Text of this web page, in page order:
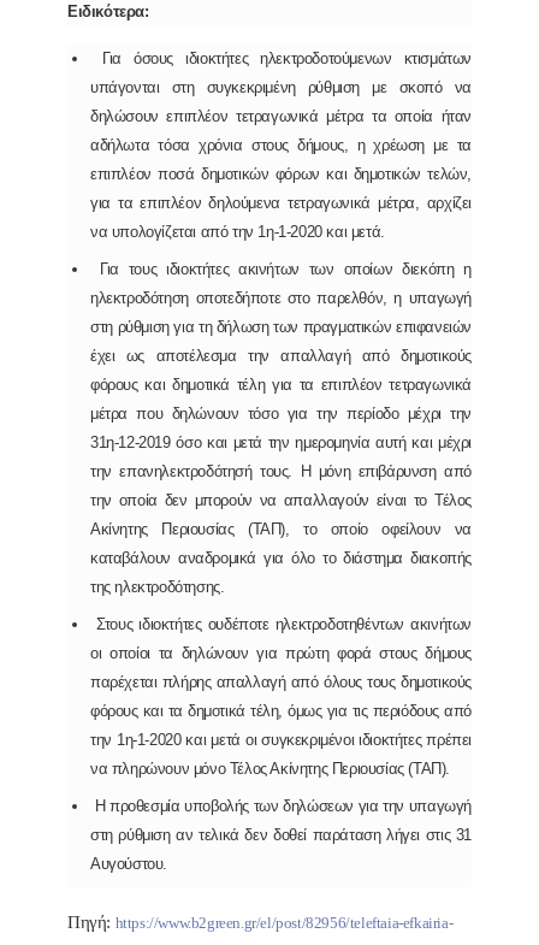
Ειδικότερα:
Για όσους ιδιοκτήτες ηλεκτροδοτούμενων κτισμάτων
υπάγονται στη συγκεκριμένη ρύθμιση με σκοπό να
δηλώσουν επιπλέον τετραγωνικά μέτρα τα οποία ήταν
αδήλωτα τόσα χρόνια στους δήμους, η χρέωση με τα
επιπλέον ποσά δημοτικών φόρων και δημοτικών τελών,
για τα επιπλέον δηλούμενα τετραγωνικά μέτρα, αρχίζει
να υπολογίζεται από την 1η-1-2020 και μετά.
Για τους ιδιοκτήτες ακινήτων των οποίων διεκόπη η
ηλεκτροδότηση οποτεδήποτε στο παρελθόν, η υπαγωγή
στη ρύθμιση για τη δήλωση των πραγματικών επιφανειών
έχει ως αποτέλεσμα την απαλλαγή από δημοτικούς
φόρους και δημοτικά τέλη για τα επιπλέον τετραγωνικά
μέτρα που δηλώνουν τόσο για την περίοδο μέχρι την
31η-12-2019 όσο και μετά την ημερομηνία αυτή και μέχρι
την επανηλεκτροδότησή τους. Η μόνη επιβάρυνση από
την οποία δεν μπορούν να απαλλαγούν είναι το Τέλος
Ακίνητης Περιουσίας (ΤΑΠ), το οποίο οφείλουν να
καταβάλουν αναδρομικά για όλο το διάστημα διακοπής
της ηλεκτροδότησης.
Στους ιδιοκτήτες ουδέποτε ηλεκτροδοτηθέντων ακινήτων
οι οποίοι τα δηλώνουν για πρώτη φορά στους δήμους
παρέχεται πλήρης απαλλαγή από όλους τους δημοτικούς
φόρους και τα δημοτικά τέλη, όμως για τις περιόδους από
την 1η-1-2020 και μετά οι συγκεκριμένοι ιδιοκτήτες πρέπει
να πληρώνουν μόνο Τέλος Ακίνητης Περιουσίας (ΤΑΠ).
Η προθεσμία υποβολής των δηλώσεων για την υπαγωγή
στη ρύθμιση αν τελικά δεν δοθεί παράταση λήγει στις 31
Αυγούστου.
Πηγή: https://www.b2green.gr/el/post/82956/teleftaia-efkairia-